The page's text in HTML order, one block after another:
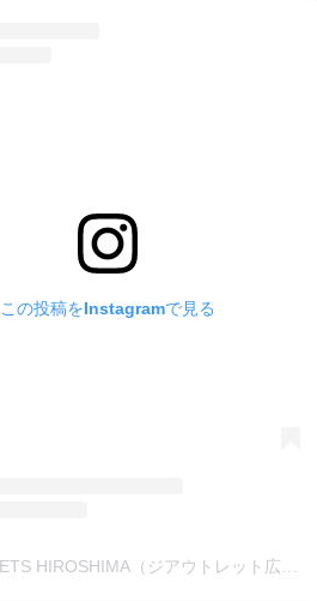
この投稿をInstagramで見る
THE OUTLETS HIROSHIMA（ジアウトレット広島）(@the_outlets_h)がシェアした投稿